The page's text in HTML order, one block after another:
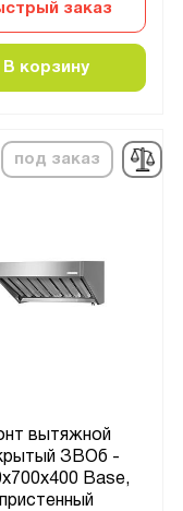
заказ
В корзину
под заказ
вытяжной
ЗВОб -
Base,
пристенный